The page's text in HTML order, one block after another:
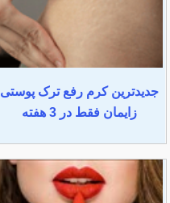
جدیدترین کرم رفع ترک پوستی
زایمان فقط در 3 هفته